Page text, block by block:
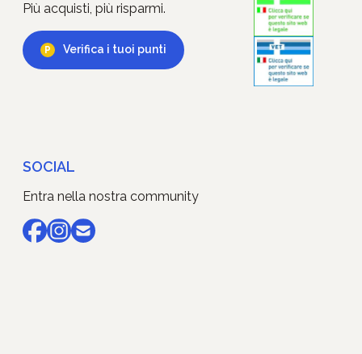
Più acquisti, più risparmi.
Verifica i tuoi punti
SOCIAL
Entra nella nostra community